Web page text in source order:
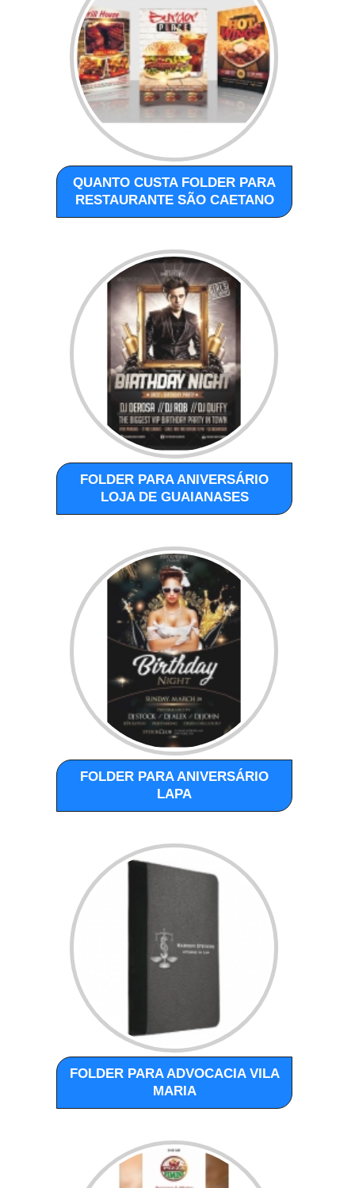
QUANTO CUSTA FOLDER PARA
RESTAURANTE SÃO CAETANO
FOLDER PARA ANIVERSÁRIO
LOJA DE GUAIANASES
FOLDER PARA ANIVERSÁRIO
LAPA
FOLDER PARA ADVOCACIA VILA
MARIA